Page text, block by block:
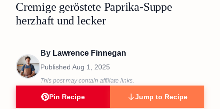
Cremige geröstete Paprika-Suppe
herzhaft und lecker
By Lawrence Finnegan
Published Aug 1, 2025
This post may contain affiliate links.
Pin Recipe Jump to Recipe